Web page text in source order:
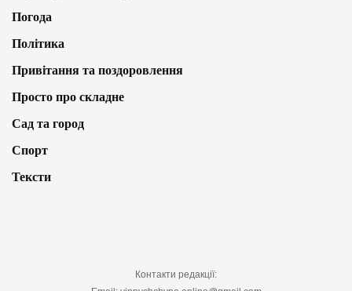
Погода
Політика
Привітання та поздоровлення
Просто про складне
Сад та город
Спорт
Тексти
Контакти редакції: